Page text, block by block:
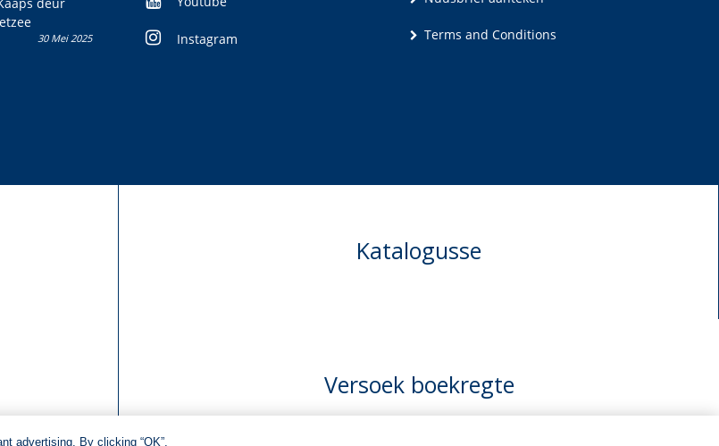
deur
30 Mei 2025 Instagram Terms and Conditions
Katalogusse
Versoek boekregte
advertising. By clicking “OK”,